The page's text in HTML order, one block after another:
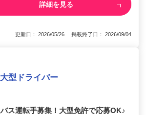
詳細を見る
更新日： 2026/05/26 掲載終了日： 2026/09/04
型ドライバー
ス運転手募集！大型免許で応募OK♪